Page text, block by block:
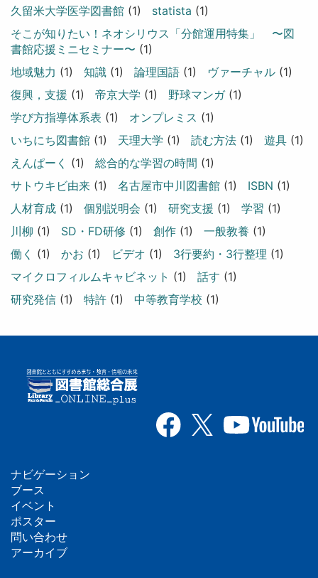
久留米大学医学図書館(1) statista (1)
そこが知りたい！ネオシリウス「分館運用特集」 〜図
書館応援ミニセミナー〜 (1)
地域魅力 (1) 知識(1) 論理国語(1) ヴァーチャル(1)
復興，支援 (1) 帝京大学 (1) 野球マンガ(1)
学び方指導体系表 (1) オンプレミス (1)
いちにち図書館(1) 天理大学 (1) 読む方法(1) 遊具(1)
えんぱーく (1) 総合的な学習の時間 (1)
サトウキビ由来(1) 名古屋市中川図書館(1) ISBN (1)
人材育成(1) 個別説明会 (1) 研究支援 (1) 学習 (1)
川柳 (1) SD・FD研修 (1) 創作(1) 一般教養 (1)
働く (1) かお (1) ビデオ (1) 3行要約・3行整理 (1)
マイクロフィルムキャビネット (1) 話す (1)
研究発信(1) 特許(1) 中等教育学校 (1)
フ
ッ
タ
ナビゲーション
ブース
イベント
ポスター
問い合わせ
アーカイブ